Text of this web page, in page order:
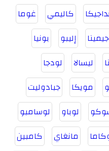
كاليمي
غوما
جيمينا إليبو
بونيا
ليسالا
لودجا
مويكا
جبادوليت
لوباو
لوسامبو
مانغاي
كامبين